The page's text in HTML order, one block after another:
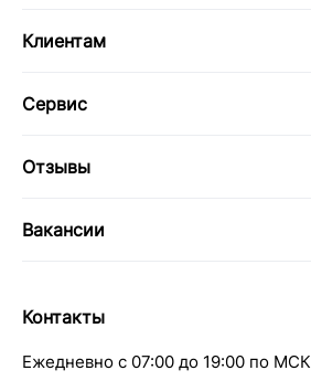
Клиентам
Сервис
Отзывы
Вакансии
Контакты
Ежедневно с 07:00 до 19:00 по МСК